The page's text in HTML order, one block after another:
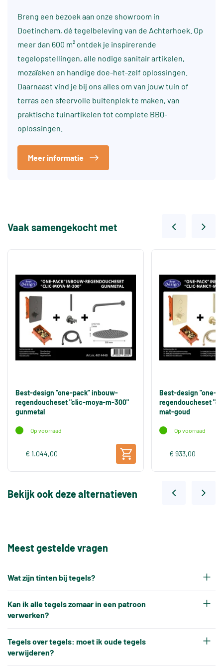
Breng een bezoek aan onze showroom in
Doetinchem, dé tegelbeleving van de Achterhoek. Op
meer dan 600 m² ontdek je inspirerende
tegelopstellingen, alle nodige sanitair artikelen,
mozaïeken en handige doe-het-zelf oplossingen.
Daarnaast vind je bij ons alles om van jouw tuin of
terras een sfeervolle buitenplek te maken, van
praktische tuinartikelen tot complete BBQ-
oplossingen.
Meer informatie
Vaak samengekocht met
Best-design "one-pack" inbouw-
regendoucheset "clic-moya-m-300"
gunmetal
Op voorraad
€ 1.044,00
Best-design "one-
regendoucheset
mat-goud
Op voorraad
€ 933,00
Bekijk ook deze alternatieven
Meest gestelde vragen
Wat zijn tinten bij tegels?
een eigen tintnummer. Omdat keramische tegels
een natuurproduct zijn en onder hoge
temperaturen worden gebakken, ontstaat er altijd
een klein kleurverschil tussen verschillende
productiebatches.
Kan ik alle tegels zomaar in een patroon
verwerken?
gewenst patroon worden verwerkt.
Tegels hebben altijd kleine, toegestane
Tegels over tegels: moet ik oude tegels
verwijderen?